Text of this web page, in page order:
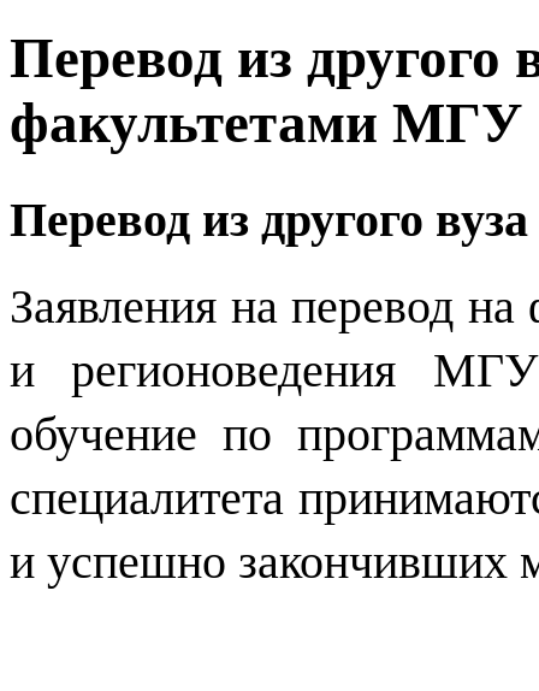
Перевод из другого
факультетами МГУ
Перевод из другого
Заявления на перевод
и регионоведения
обучение по
специалитета
и успешно закончивших